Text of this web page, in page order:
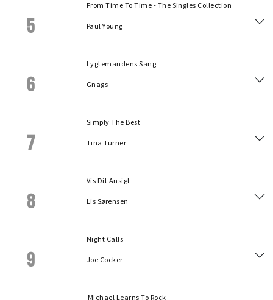
5
From Time To Time - The Singles Collection
Paul Young
6
Lygtemandens Sang
Gnags
7
Simply The Best
Tina Turner
8
Vis Dit Ansigt
Lis Sørensen
9
Night Calls
Joe Cocker
Michael Learns To Rock